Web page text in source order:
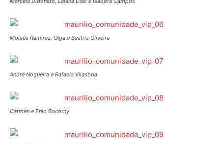
Moisés Ramirez, Olga e Beatriz Oliveira
André Nogueira e Rafaela Vilasboa
Carmen e Enio Bocorny